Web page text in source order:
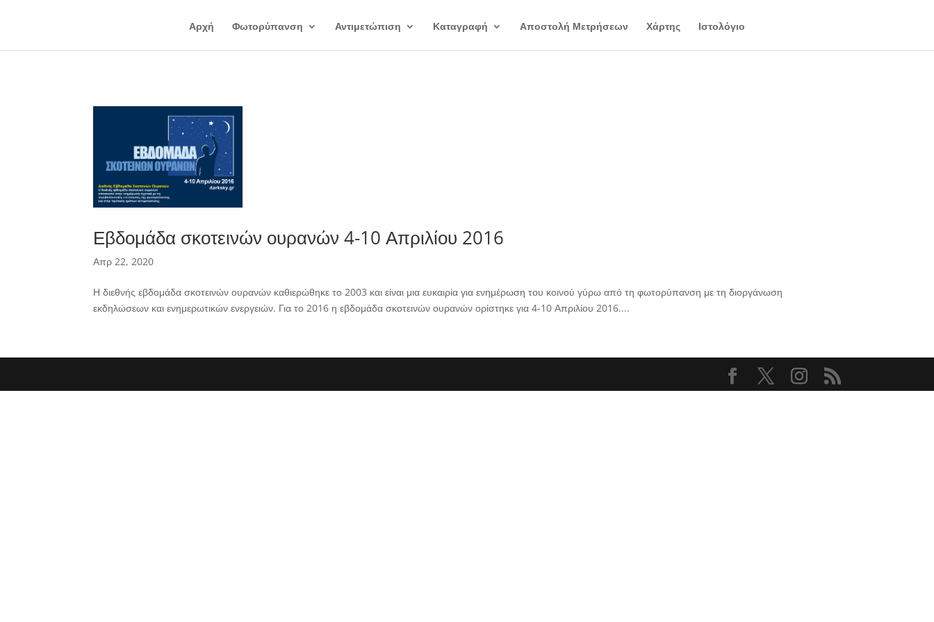
Αρχή Φωτορύπανση Αντιμετώπιση Καταγραφή Αποστολή Μετρήσεων Χάρτης Ιστολόγιο
Εβδομάδα σκοτεινών ουρανών 4-10 Απριλίου 2016
Απρ 22, 2020
Η διεθνής εβδομάδα σκοτεινών ουρανών καθιερώθηκε το 2003 και είναι μια ευκαιρία για ενημέρωση του κοινού γύρω από τη φωτορύπανση με τη διοργάνωση
εκδηλώσεων και ενημερωτικών ενεργειών. Για το 2016 η εβδομάδα σκοτεινών ουρανών ορίστηκε για 4-10 Απριλίου 2016....